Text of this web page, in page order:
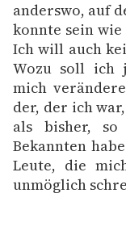
anderswo, auf
konnte sein wie
Ich will auch
Wozu soll ich
mich
der, der ich
als bisher,
Bekannten
Leute, die
unmöglich